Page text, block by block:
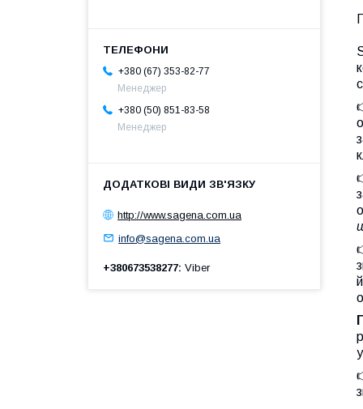
+380 (67) 353-82-77
Менеджер
+380 (50) 851-83-58
Менеджер
http://www.sagena.com.ua
info@sagena.com.ua
+380673538277 Viber